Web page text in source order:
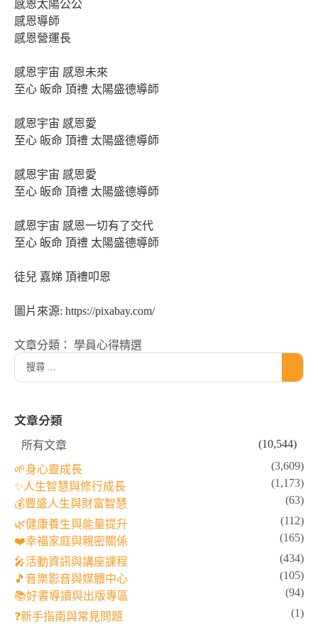
感恩太陽公公
感恩導師
感恩營運長
感恩宇宙 感恩未來
至心 皈命 頂禮 太陽盛德導師
感恩宇宙 感恩愛
至心 皈命 頂禮 太陽盛德導師
感恩宇宙 感恩愛
至心 皈命 頂禮 太陽盛德導師
感恩宇宙 感恩一切有了交代
至心 皈命 頂禮 太陽盛德導師
徒兒 嘉娣 頂禮叩恩
圖片來源: https://pixabay.com/
文章分類： 學員心得精選
文章分類
所有文章 (10,544)
🌱身心靈成長
(3,609)
✨人生智慧與修行成長
(1,173)
💰豐盛人生與財富智慧
(63)
🌿健康養生與能量提升
(112)
❤️幸福家庭與親密關係
(165)
🎤活動資訊與講座課程
(434)
🎵音樂影音與媒體中心
(105)
📚好書導讀與出版專區
(94)
❓新手指南與常見問題
(1)